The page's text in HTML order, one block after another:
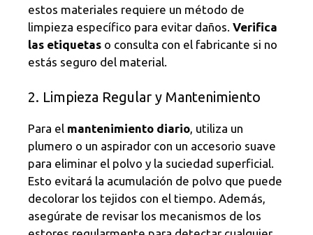
estos materiales requiere un método de
limpieza específico para evitar daños. Verifica
las etiquetas o consulta con el fabricante si no
estás seguro del material.
2. Limpieza Regular y Mantenimiento
Para el mantenimiento diario , utiliza un
plumero o un aspirador con un accesorio suave
para eliminar el polvo y la suciedad superficial.
Esto evitará la acumulación de polvo que puede
decolorar los tejidos con el tiempo. Además,
asegúrate de revisar los mecanismos de los